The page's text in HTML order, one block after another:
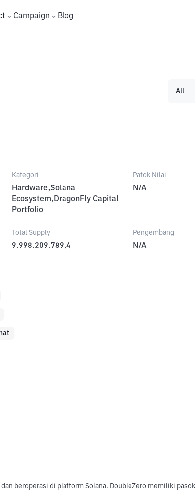
Campaign Blog
All
Kategori
Hardware,Solana
Ecosystem,DragonFly Capital
Portfolio
Patok Nilai
N/A
Total Supply
9.998.209.789,4
Pengembang
N/A
beroperasi di platform Solana. DoubleZero memiliki